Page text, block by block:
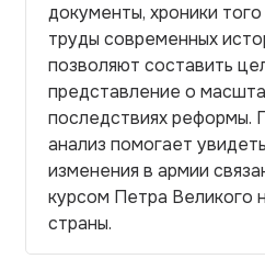
документы, хроники
труды современных
позволяют составить
представление о
последствиях реформы.
анализ помогает
изменения в армии
курсом Петра Великого
страны.